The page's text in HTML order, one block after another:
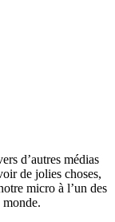
d’autres médias
de jolies choses,
micro à l’un des